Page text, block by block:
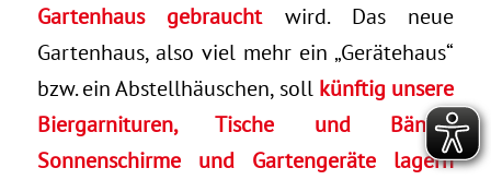
Gartenhaus gebraucht wird. Das neue
Gartenhaus, also viel mehr ein „Gerätehaus“
bzw. ein Abstellhäuschen, soll künftig unsere
Biergarnituren, Tische und Bänke,
Sonnenschirme und Gartengeräte lagern